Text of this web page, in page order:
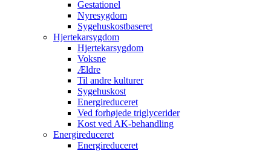
Gestationel
Nyresygdom
Sygehuskostbaseret
Hjertekarsygdom
Hjertekarsygdom
Voksne
Ældre
Til andre kulturer
Sygehuskost
Energireduceret
Ved forhøjede triglycerider
Kost ved AK-behandling
Energireduceret
Energireduceret